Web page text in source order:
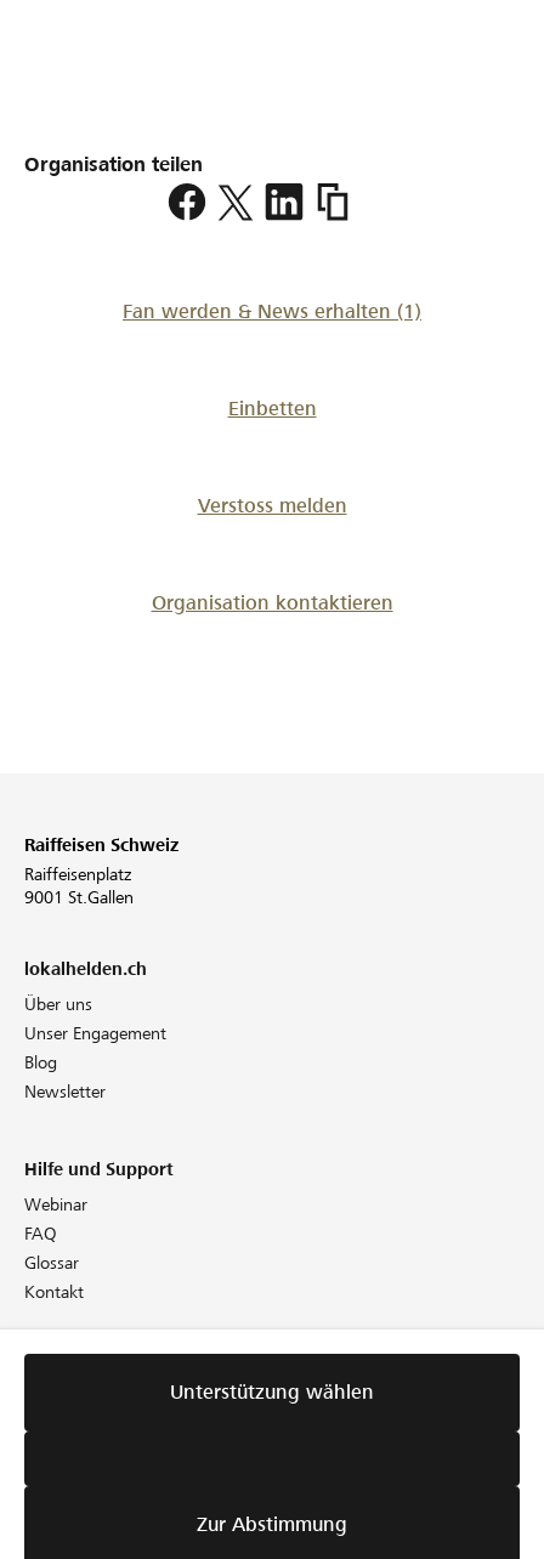
Organisation teilen
https://
forum-
Fan werden & News erhalten (1)
Einbetten
Verstoss melden
Organisation kontaktieren
Unterstützung wählen
Zur Abstimmung
Raiffeisen Schweiz
Raiffeisenplatz
9001 St.Gallen
lokalhelden.ch
Über uns
Unser Engagement
Blog
Newsletter
Hilfe und Support
Webinar
FAQ
Glossar
Kontakt
AGB
Datenschutz